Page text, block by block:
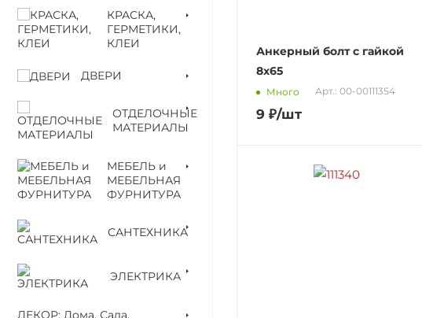
КРАСКА,
ГЕРМЕТИКИ,
КЛЕИ
ДВЕРИ
ОТДЕЛОЧНЫЕ
МАТЕРИАЛЫ
МЕБЕЛЬ и
МЕБЕЛЬНАЯ
ФУРНИТУРА
САНТЕХНИКА
ЭЛЕКТРИКА
ДЕКОР: Дома, Сада,
Анкерный болт с гайкой
8х65
Много Арт.: 00-00111354
9 ₽/шт